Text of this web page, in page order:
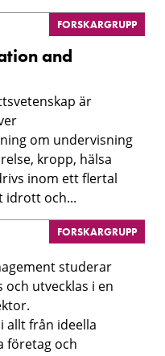
FORSKARGRUPP
and
är
om undervisning
kropp, hälsa
inom ett flertal
idrott och...
FORSKARGRUPP
studerar
utvecklas i en
allt från ideella
företag och